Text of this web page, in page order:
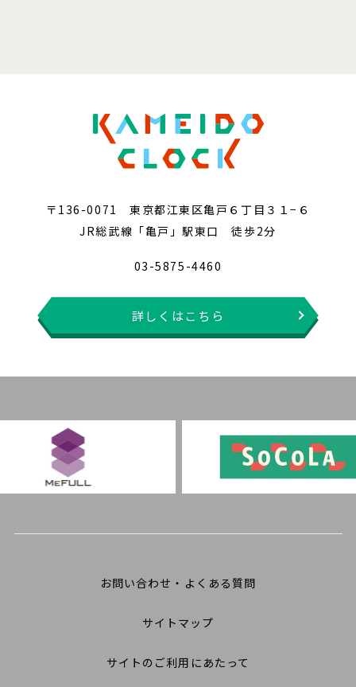
〒136-0071 東京都江東区亀戸６丁目３１−６
JR総武線「亀戸」駅東口 徒歩2分
03-5875-4460
詳しくはこちら
お問い合わせ・よくある質問
サイトマップ
サイトのご利用にあたって